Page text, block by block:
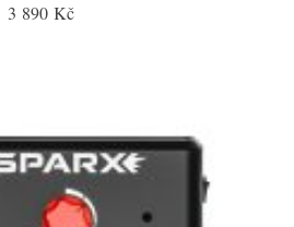
3 890 Kč